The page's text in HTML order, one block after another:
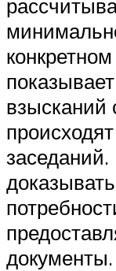
взысканий
документы.